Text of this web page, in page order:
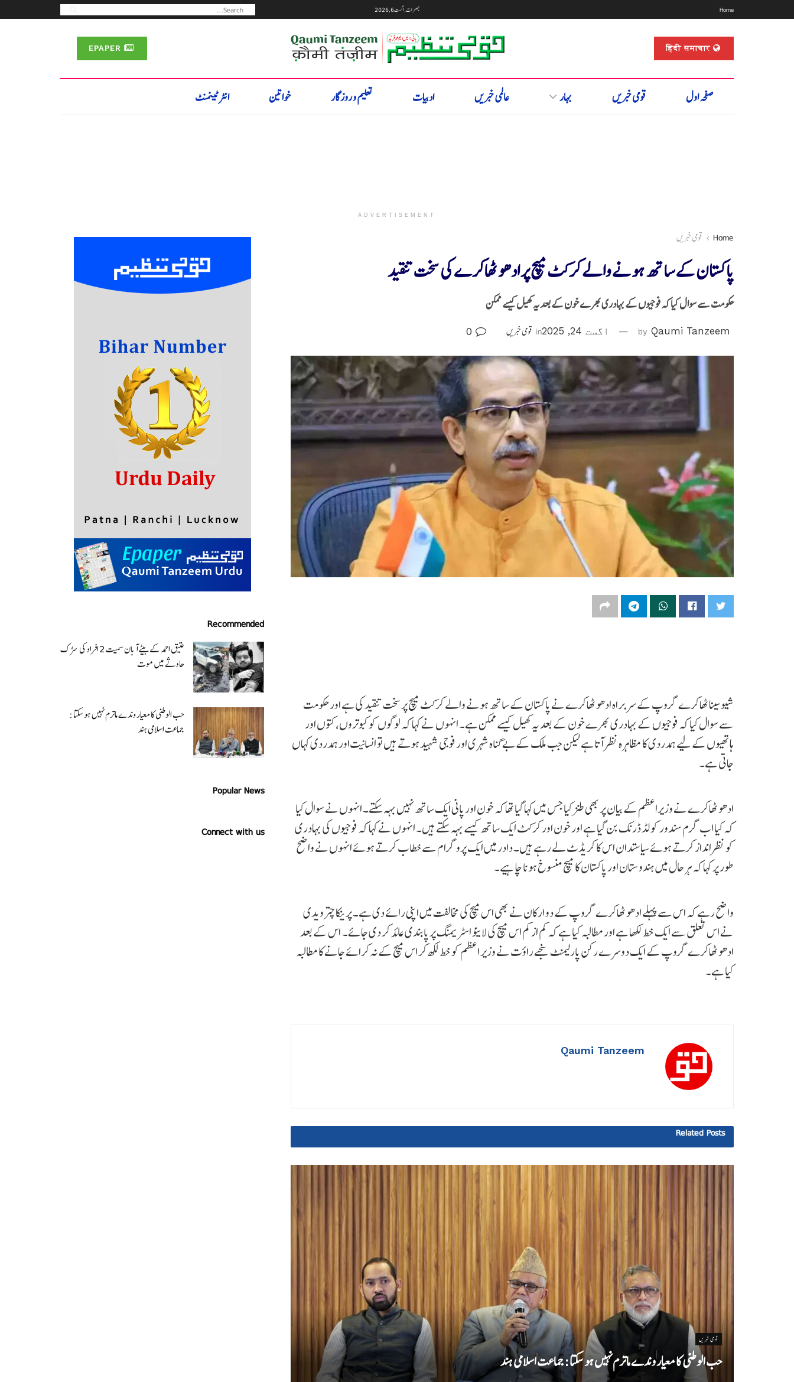
Home جمعرات, اگست 6, 2026
हिंदी समाचार
صفحہ اول قومی خبریں بہار عالمی خبریں ادبیات تعلیم و روزگار خواتین انٹرٹینمنٹ
ADVERTISEMENT
Home قومی خبریں
پاکستان کے ساتھ ہونے والے کرکٹ میچ پر ادھو ٹھاکرے کی سخت تنقید
حکومت سے سوال کیا کہ فوجیوں کے بہادری بھرے خون کے بعد یہ کھیل کیسے ممکن
by Qaumi Tanzeem اگست 24, 2025 in قومی خبریں
شیوسینا ٹھاکرے گروپ کے سربراہ ادھو ٹھاکرے نے پاکستان کے ساتھ ہونے والے کرکٹ میچ پر سخت تنقید کی ہے اور حکومت
سے سوال کیا کہ فوجیوں کے بہادری بھرے خون کے بعد یہ کھیل کیسے ممکن ہے۔ انہوں نے کہا کہ لوگوں کو کبوتروں، کتوں اور
ہاتھیوں کے لیے ہمدردی کا مظاہرہ نظر آتا ہے لیکن جب ملک کے بے گناہ شہری اور فوجی شہید ہوتے ہیں تو انسانیت اور ہمدردی کہاں
جاتی ہے۔
ادھو ٹھاکرے نے وزیراعظم کے بیان پر بھی طنز کیا جس میں کہا گیا تھا کہ خون اور پانی ایک ساتھ نہیں بہہ سکتے۔ انہوں نے سوال کیا
کہ کیا اب گرم سندور کولڈ ڈرنک بن گیا ہے اور خون اور کرکٹ ایک ساتھ کیسے بہہ سکتے ہیں۔ انہوں نے کہا کہ فوجیوں کی بہادری
کو نظرانداز کرتے ہوئے سیاستدان اس کا کریڈٹ لے رہے ہیں۔ دادر میں ایک پروگرام سے خطاب کرتے ہوئے انہوں نے واضح
طور پر کہا کہ ہر حال میں ہندوستان اور پاکستان کا میچ منسوخ ہونا چاہیے۔
واضح رہے کہ اس سے پہلے ادھو ٹھاکرے گروپ کے دو ارکان نے بھی اس میچ کی مخالفت میں اپنی رائے دی ہے۔ پرینکا چترویدی
نے اس تعلق سے ایک خط لکھا ہے اور مطالبہ کیا ہے کہ کم از کم اس میچ کی لایئو اسٹریمنگ پر پابندی عائد کر دی جائے۔ اس کے بعد
ادھو ٹھاکرے گروپ کے ایک دوسرے رکن پارلیمنٹ سنجے راؤت نے وزیر اعظم کو خط لکھ کر اس میچ کے نہ کرائے جانے کا مطالبہ
کیا ہے۔
Qaumi Tanzeem
Related Posts
قومی خبریں
حب الوطنی کا معیار وندے ماترم نہیں ہو سکتا : جماعت اسلامی ہند
Recommended
عتیق احمد کے بیٹے آبان سمیت 2 افراد کی سڑک
حادثے میں موت
حب الوطنی کا معیار وندے ماترم نہیں ہو سکتا :
جماعت اسلامی ہند
Popular News
Connect with us